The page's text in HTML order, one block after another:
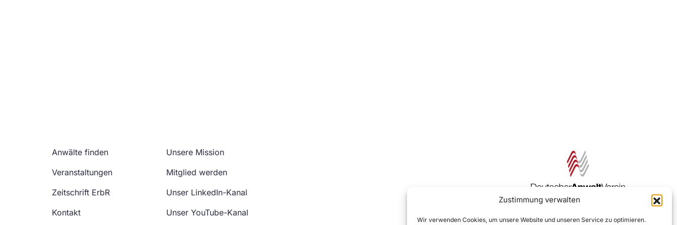
Zustimmung verwalten
Wir verwenden Cookies, um unsere Website und unseren Service zu optimieren.
Anwälte finden
Veranstaltungen
Zeitschrift ErbR
Kontakt
Unsere Mission
Mitglied werden
Unser LinkedIn-Kanal
Unser YouTube-Kanal
Zur DAV Webseite